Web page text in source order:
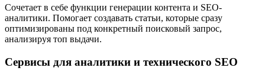
Сочетает в себе функции генерации контента и SEO-
аналитики. Помогает создавать статьи, которые сразу
оптимизированы под конкретный поисковый запрос,
анализируя топ выдачи.
Сервисы для аналитики и технического SEO